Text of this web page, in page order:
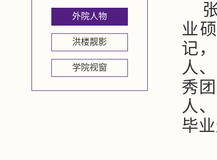
外院人物
洪楼靓影
学院视窗
业
记
人
秀
人
毕